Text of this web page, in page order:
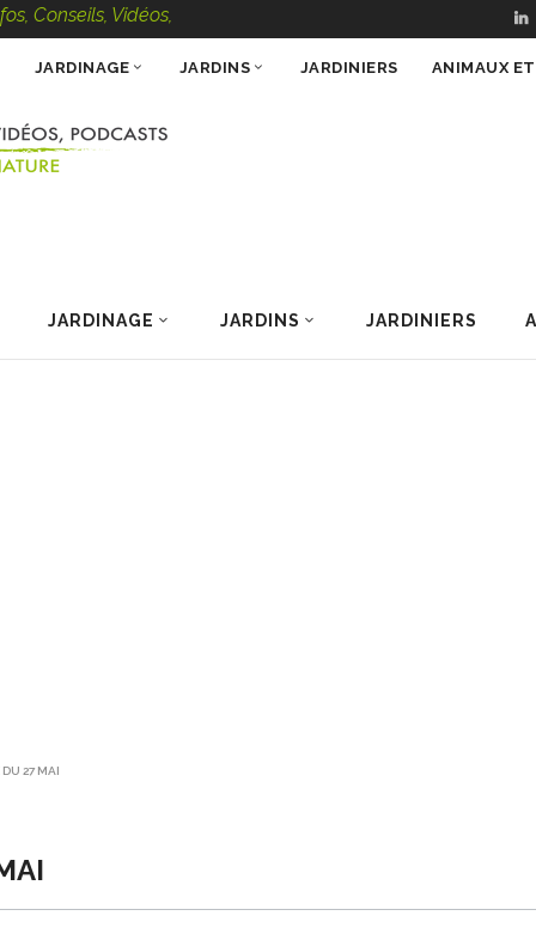
Vidéos, Podcasts – 100 % Nature
JARDINAGE JARDINS JARDINIERS
JARDINAGE JARDINS JARDINIERS ANIMAUX
27 MAI